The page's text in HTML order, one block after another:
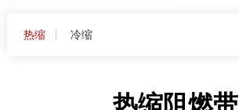
热缩 冷缩